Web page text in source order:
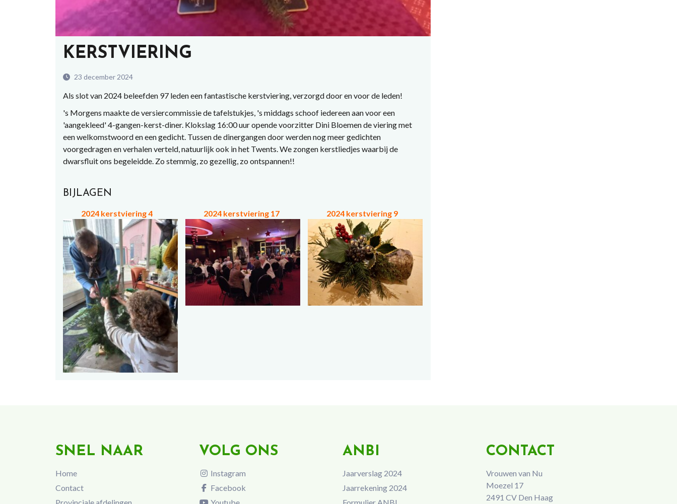
KERSTVIERING
23 december 2024
Als slot van 2024 beleefden 97 leden een fantastische kerstviering, verzorgd door en voor de leden!
's Morgens maakte de versiercommissie de tafelstukjes, 's middags schoof iedereen aan voor een
'aangekleed' 4-gangen-kerst-diner. Klokslag 16:00 uur opende voorzitter Dini Bloemen de viering met
een welkomstwoord en een gedicht. Tussen de dinergangen door werden nog meer gedichten
voorgedragen en verhalen verteld, natuurlijk ook in het Twents. We zongen kerstliedjes waarbij de
dwarsfluit ons begeleidde. Zo stemmig, zo gezellig, zo ontspannen!!
BIJLAGEN
2024 kerstviering 4 2024 kerstviering 17 2024 kerstviering 9
SNEL NAAR
Home
Contact
VOLG ONS
Instagram
Facebook
ANBI
Jaarverslag 2024
Jaarrekening 2024
CONTACT
Vrouwen van Nu
Moezel 17
2491 CV Den Haag